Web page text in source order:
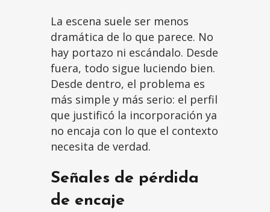
La escena suele ser menos
dramática de lo que parece. No
hay portazo ni escándalo. Desde
fuera, todo sigue luciendo bien.
Desde dentro, el problema es
más simple y más serio: el perfil
que justificó la incorporación ya
no encaja con lo que el contexto
necesita de verdad.
Señales de pérdida
de encaje